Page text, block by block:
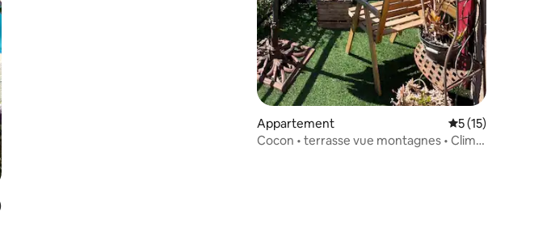
sur la base de 59 commentaires : 4,88 sur 5
Appartement Évaluation
5 (15)
Cocon • terrasse vue montagnes • Clim •